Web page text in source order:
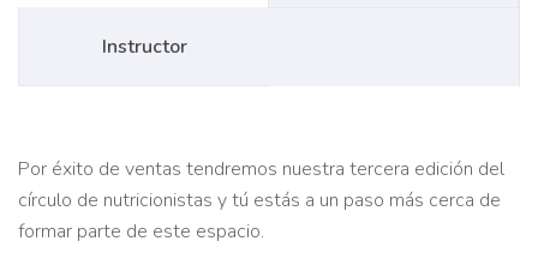
Instructor
Por éxito de ventas tendremos nuestra tercera edición del
círculo de nutricionistas y tú estás a un paso más cerca de
formar parte de este espacio.